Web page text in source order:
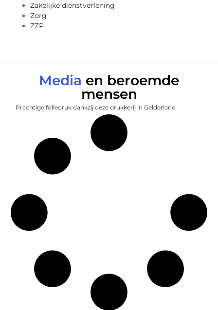
Zakelijke dienstverlening
Zorg
ZZP
Media en beroemde
mensen
Prachtige foliedruk dankzij deze drukkerij in Gelderland